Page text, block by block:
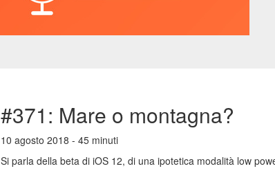
@LucaTNT
#371: Mare o montagna?
10 agosto 2018 - 45 minuti
Si parla della beta di iOS 12, di una ipotetica modalità low